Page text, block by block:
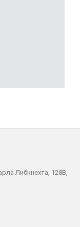
Либкнехта, 128В,